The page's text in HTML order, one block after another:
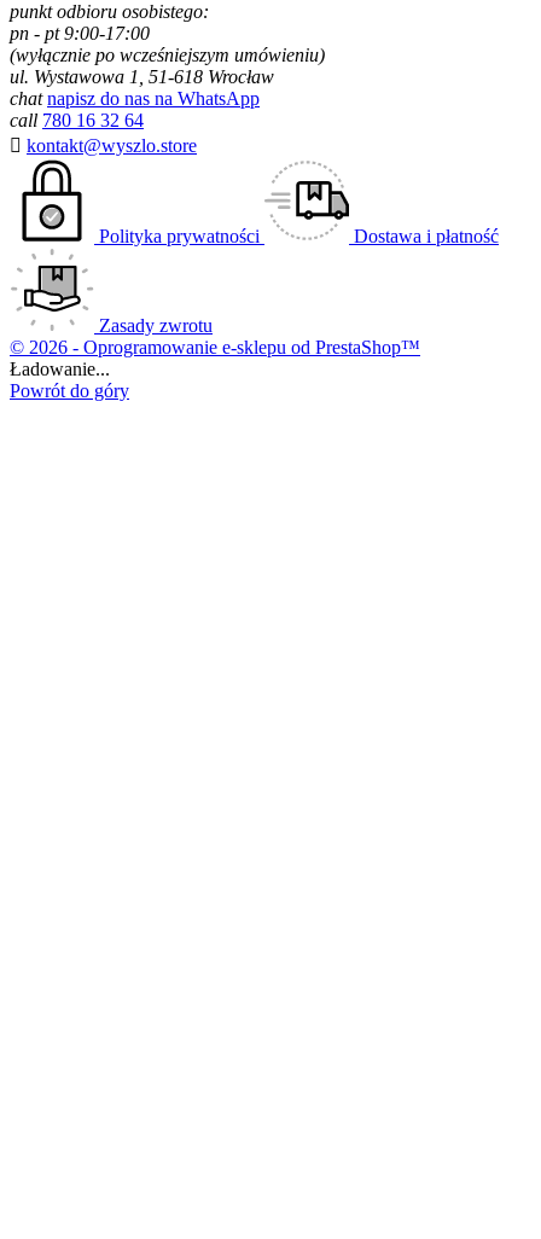
punkt odbioru osobistego:
pn - pt 9:00-17:00
(wyłącznie po wcześniejszym umówieniu)
ul. Wystawowa 1, 51-618 Wrocław
chat napisz do nas na WhatsApp
call 780 16 32 64
 kontakt@wyszlo.store
Polityka prywatności Dostawa i płatność
Zasady zwrotu
© 2026 - Oprogramowanie e-sklepu od PrestaShop™
Ładowanie...
Powrót do góry